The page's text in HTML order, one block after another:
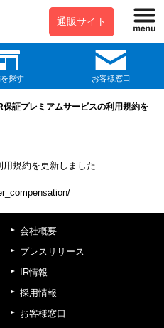
通販サイト
探す お客様窓口
保証プレミアムサービスの利用規約を
規約を更新しました
会社概要
プレスリリース
IR情報
採用情報
お客様窓口